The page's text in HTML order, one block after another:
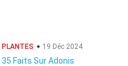
PLANTES 19 Déc 2024
35 Faits Sur Adonis